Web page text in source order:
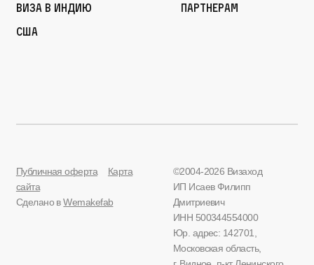
Виза в Индию
США
Партнерам
Публичная оферта
Карта
сайта
Сделано вWemakefab
©2004-2026 Визаход
ИП Исаев Филипп
Дмитриевич
ИНН 500344554000
Юр. адрес: 142701,
Московская область,